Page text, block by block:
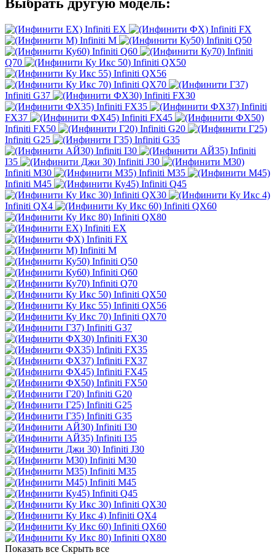
Выбрать другую модель:
Infiniti EX
Infiniti FX
Infiniti M
Infiniti Q50
Infiniti Q60
Infiniti
Q70
Infiniti QX50
Infiniti QX56
Infiniti QX70
Infiniti G37
Infiniti FX30
Infiniti FX35
Infiniti
FX37
Infiniti FX45
Infiniti FX50
Infiniti G20
Infiniti G25
Infiniti G35
Infiniti I30
Infiniti
I35
Infiniti J30
Infiniti M30
Infiniti M35
Infiniti M45
Infiniti Q45
Infiniti QX30
Infiniti QX4
Infiniti QX60
Infiniti QX80
Infiniti EX
Infiniti FX
Infiniti M
Infiniti Q50
Infiniti Q60
Infiniti Q70
Infiniti QX50
Infiniti QX56
Infiniti QX70
Infiniti G37
Infiniti FX30
Infiniti FX35
Infiniti FX37
Infiniti FX45
Infiniti FX50
Infiniti G20
Infiniti G25
Infiniti G35
Infiniti I30
Infiniti I35
Infiniti J30
Infiniti M30
Infiniti M35
Infiniti M45
Infiniti Q45
Infiniti QX30
Infiniti QX4
Infiniti QX60
Infiniti QX80
Показать все Скрыть все